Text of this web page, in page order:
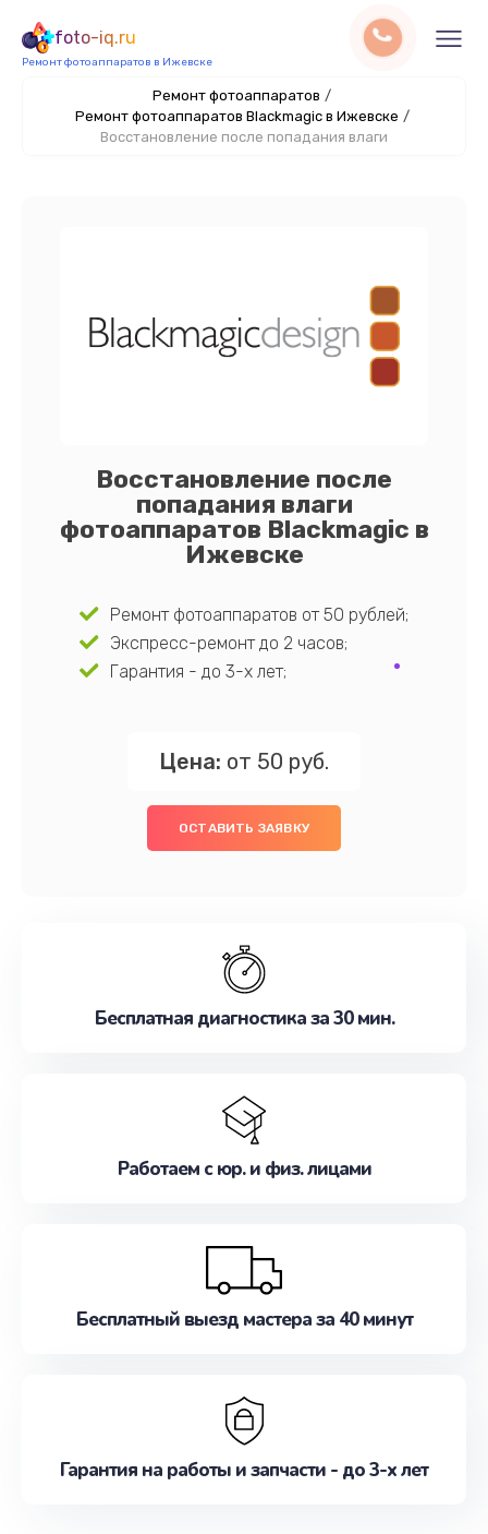
foto-iq.ru
Ремонт фотоаппаратов в Ижевске
Ремонт фотоаппаратов /
Ремонт фотоаппаратов Blackmagic в Ижевске /
Восстановление после попадания влаги
Восстановление после
попадания влаги
фотоаппаратов Blackmagic в
Ижевске
Ремонт фотоаппаратов от 50 рублей;
Экспресс-ремонт до 2 часов;
Гарантия - до 3-х лет;
Цена: от 50 руб.
ОСТАВИТЬ ЗАЯВКУ
Бесплатная диагностика за 30 мин.
Работаем с юр. и физ. лицами
Бесплатный выезд мастера за 40 минут
Гарантия на работы и запчасти - до 3-х лет